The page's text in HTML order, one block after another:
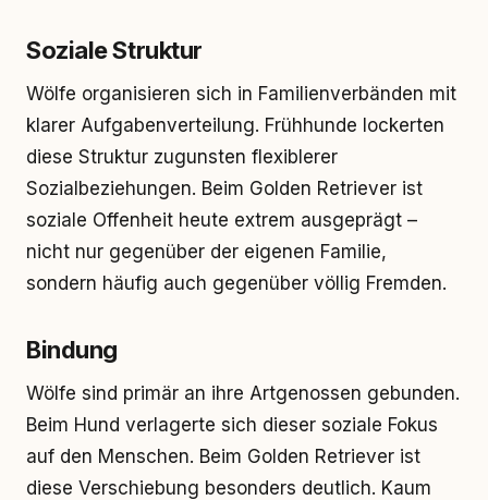
Soziale Struktur
Wölfe organisieren sich in Familienverbänden mit
klarer Aufgabenverteilung. Frühhunde lockerten
diese Struktur zugunsten flexiblerer
Sozialbeziehungen. Beim Golden Retriever ist
soziale Offenheit heute extrem ausgeprägt –
nicht nur gegenüber der eigenen Familie,
sondern häufig auch gegenüber völlig Fremden.
Bindung
Wölfe sind primär an ihre Artgenossen gebunden.
Beim Hund verlagerte sich dieser soziale Fokus
auf den Menschen. Beim Golden Retriever ist
diese Verschiebung besonders deutlich. Kaum